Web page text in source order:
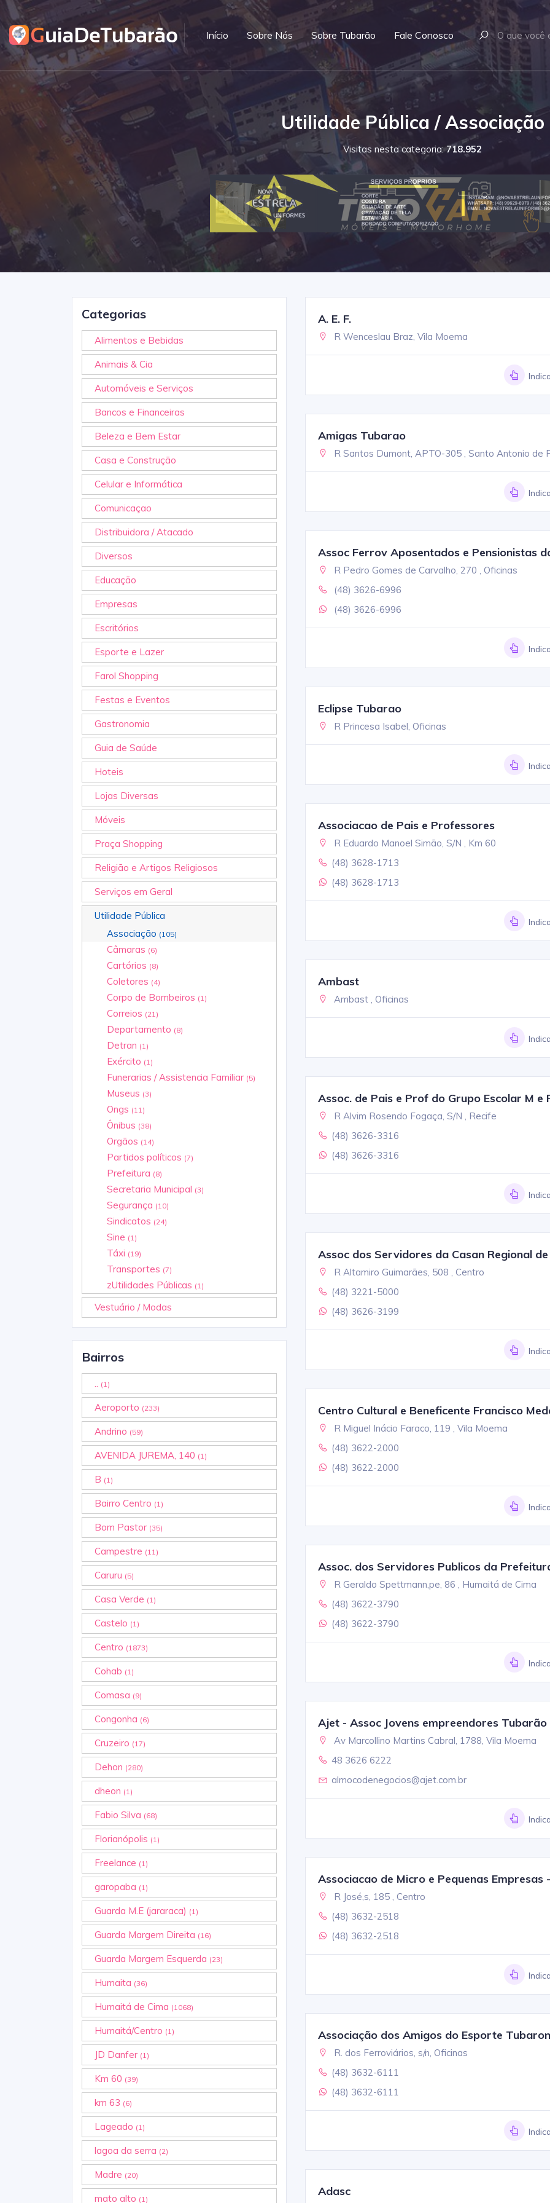
Início Sobre Nós Sobre Tubarão Fale Conosco
Utilidade Pública / Associação
Visitas nesta categoria:718.952
Categorias
Alimentos e Bebidas
Animais & Cia
Automóveis e Serviços
Bancos e Financeiras
Beleza e Bem Estar
Casa e Construção
Celular e Informática
Comunicaçao
Distribuidora / Atacado
Diversos
Educação
Empresas
Escritórios
Esporte e Lazer
Farol Shopping
Festas e Eventos
Gastronomia
Guia de Saúde
Hoteis
Lojas Diversas
Móveis
Praça Shopping
Religião e Artigos Religiosos
Serviços em Geral
Utilidade Pública
Associação (105)
Câmaras (6)
Cartórios (8)
Coletores (4)
Corpo de Bombeiros (1)
Correios (21)
Departamento (8)
Detran (1)
Exército (1)
Funerarias / Assistencia Familiar (5)
Museus (3)
Ongs (11)
Ônibus (38)
Orgãos (14)
Partidos políticos (7)
Prefeitura (8)
Secretaria Municipal (3)
Segurança (10)
Sindicatos (24)
Sine (1)
Táxi (19)
Transportes (7)
zUtilidades Públicas (1)
Vestuário / Modas
Bairros
.. (1)
Aeroporto (233)
Andrino (59)
AVENIDA JUREMA, 140 (1)
B (1)
Bairro Centro (1)
Bom Pastor (35)
Campestre (11)
Caruru (5)
Casa Verde (1)
Castelo (1)
Centro (1873)
Cohab (1)
Comasa (9)
Congonha (6)
Cruzeiro (17)
Dehon (280)
dheon (1)
Fabio Silva (68)
Florianópolis (1)
Freelance (1)
garopaba (1)
Guarda M.E (jararaca) (1)
Guarda Margem Direita (16)
Guarda Margem Esquerda (23)
Humaita (36)
Humaitá de Cima (1068)
Humaitá/Centro (1)
JD Danfer (1)
Km 60 (39)
km 63 (6)
Lageado (1)
lagoa da serra (2)
Madre (20)
mato alto (1)
A. E. F.
R Wenceslau Braz, Vila Moema
Amigas Tubarao
R Santos Dumont, APTO-305 , Santo Antonio de
Assoc Ferrov Aposentados e Pensionistas
R Pedro Gomes de Carvalho, 270 , Oficinas
(48) 3626-6996
(48) 3626-6996
Eclipse Tubarao
R Princesa Isabel, Oficinas
Associacao de Pais e Professores
R Eduardo Manoel Simão, S/N , Km 60
(48) 3628-1713
(48) 3628-1713
Ambast
Ambast , Oficinas
Assoc. de Pais e Prof do Grupo Escolar M e
R Alvim Rosendo Fogaça, S/N , Recife
(48) 3626-3316
(48) 3626-3316
Assoc dos Servidores da Casan Regional
R Altamiro Guimarães, 508 , Centro
(48) 3221-5000
(48) 3626-3199
Centro Cultural e Beneficente Francisco
R Miguel Inácio Faraco, 119 , Vila Moema
(48) 3622-2000
(48) 3622-2000
Assoc. dos Servidores Publicos da
R Geraldo Spettmann,pe, 86 , Humaitá de Cima
(48) 3622-3790
(48) 3622-3790
Ajet - Assoc Jovens empreendores Tubarão
Av Marcollino Martins Cabral, 1788, Vila Moema
48 3626 6222
almocodenegocios@ajet.com.br
Associacao de Micro e Pequenas
R José,s, 185 , Centro
(48) 3632-2518
(48) 3632-2518
Associação dos Amigos do Esporte
R. dos Ferroviários, s/n, Oficinas
(48) 3632-6111
(48) 3632-6111
Adasc